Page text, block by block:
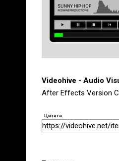
Videohive - Audio
After Effects Version
Цитата
https://videohive.net/